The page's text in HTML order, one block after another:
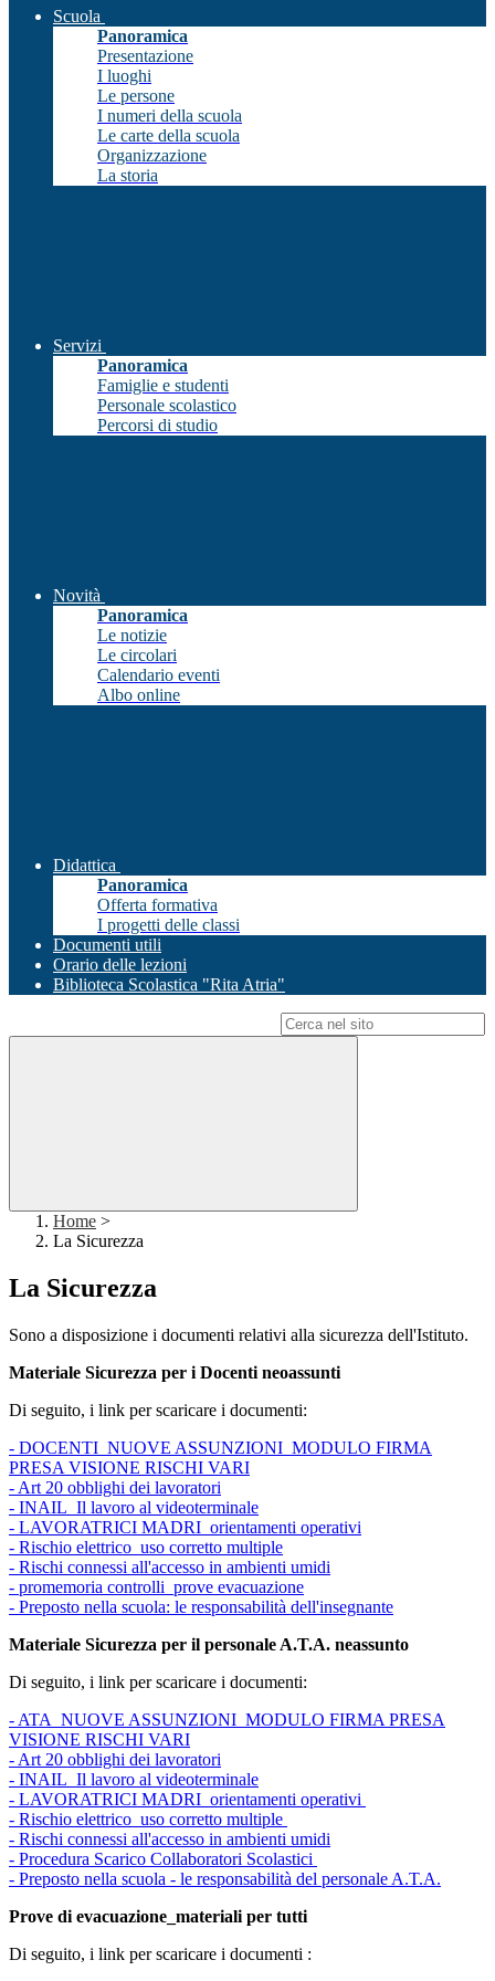
Scuola
Panoramica
Presentazione
I luoghi
Le persone
I numeri della scuola
Le carte della scuola
Organizzazione
La storia
Servizi
Panoramica
Famiglie e studenti
Personale scolastico
Percorsi di studio
Novità
Panoramica
Le notizie
Le circolari
Calendario eventi
Albo online
Didattica
Panoramica
Offerta formativa
I progetti delle classi
Documenti utili
Orario delle lezioni
Biblioteca Scolastica "Rita Atria"
Home >
La Sicurezza
La Sicurezza
Sono a disposizione i documenti relativi alla sicurezza dell'Istituto.
Materiale Sicurezza per i Docenti neoassunti
Di seguito, i link per scaricare i documenti:
- DOCENTI_NUOVE ASSUNZIONI_MODULO FIRMA
PRESA VISIONE RISCHI VARI
- Art 20 obblighi dei lavoratori
- INAIL_Il lavoro al videoterminale
- LAVORATRICI MADRI_orientamenti operativi
- Rischio elettrico_uso corretto multiple
- Rischi connessi all'accesso in ambienti umidi
- promemoria controlli_prove evacuazione
- Preposto nella scuola: le responsabilità dell'insegnante
Materiale Sicurezza per il personale A.T.A. neassunto
Di seguito, i link per scaricare i documenti:
- ATA_NUOVE ASSUNZIONI_MODULO FIRMA PRESA
VISIONE RISCHI VARI
- Art 20 obblighi dei lavoratori
- INAIL_Il lavoro al videoterminale
- LAVORATRICI MADRI_orientamenti operativi
- Rischio elettrico_uso corretto multiple
- Rischi connessi all'accesso in ambienti umidi
- Procedura Scarico Collaboratori Scolastici
- Preposto nella scuola - le responsabilità del personale A.T.A.
Prove di evacuazione_materiali per tutti
Di seguito, i link per scaricare i documenti :